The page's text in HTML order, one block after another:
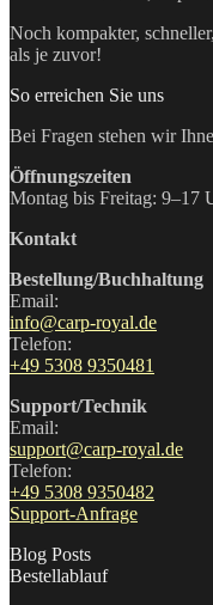
Noch kompakter,
als je zuvor!
So erreichen Sie uns
Bei Fragen stehen wir
Öffnungszeiten
Montag bis Freitag: 9–17
Kontakt
Bestellung/Buchhaltung
Email:
info@carp-royal.de
Telefon:
+49 5308 9350481
Support/Technik
Email:
support@carp-royal.de
Telefon:
+49 5308 9350482
Support-Anfrage
Blog Posts
Bestellablauf